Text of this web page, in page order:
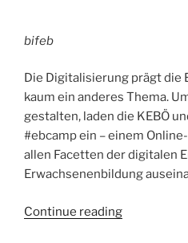
bifeb
Die Digitalisierung prägt die
kaum ein anderes Thema.
gestalten, laden die KEBÖ
#ebcamp ein – einem
allen Facetten der digitalen
Erwachsenenbildung
Continue reading„#ebcamp